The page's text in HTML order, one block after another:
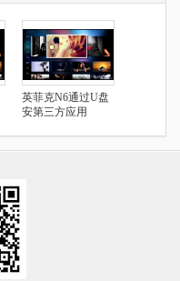
英菲克N6通过U盘
安第三方应用